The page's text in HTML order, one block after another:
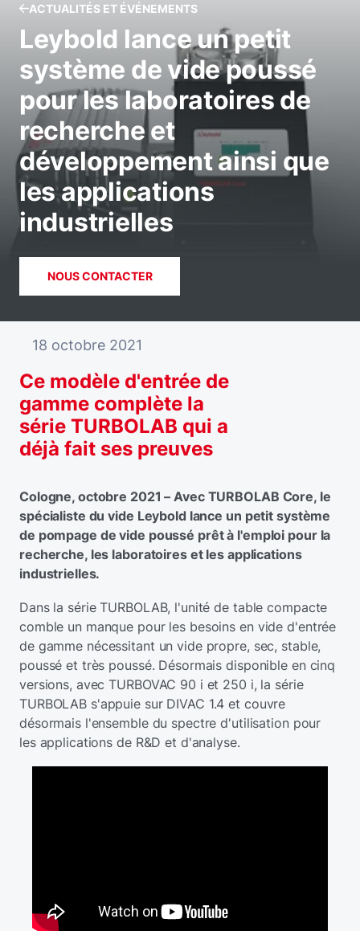
ACTUALITÉS ET ÉVÉNEMENTS
Leybold lance un petit
système de vide poussé
pour les laboratoires de
recherche et
développement ainsi que
les applications
industrielles
NOUS CONTACTER
18 octobre 2021
Ce modèle d'entrée de
gamme complète la
série TURBOLAB qui a
déjà fait ses preuves
Cologne, octobre 2021 – Avec TURBOLAB Core, le
spécialiste du vide Leybold lance un petit système
de pompage de vide poussé prêt à l'emploi pour la
recherche, les laboratoires et les applications
industrielles.
Dans la série TURBOLAB, l'unité de table compacte
comble un manque pour les besoins en vide d'entrée
de gamme nécessitant un vide propre, sec, stable,
poussé et très poussé. Désormais disponible en cinq
versions, avec TURBOVAC 90 i et 250 i, la série
TURBOLAB s'appuie sur DIVAC 1.4 et couvre
désormais l'ensemble du spectre d'utilisation pour
les applications de R&D et d'analyse.